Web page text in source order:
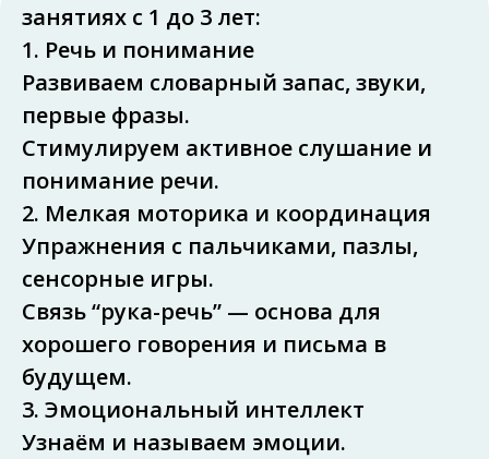
занятиях с 1 до 3 лет:
1. Речь и понимание
Развиваем словарный запас, звуки,
первые фразы.
Стимулируем активное слушание и
понимание речи.
2. Мелкая моторика и координация
Упражнения с пальчиками, пазлы,
сенсорные игры.
Связь “рука-речь” — основа для
хорошего говорения и письма в
будущем.
3. Эмоциональный интеллект
Узнаём и называем эмоции.